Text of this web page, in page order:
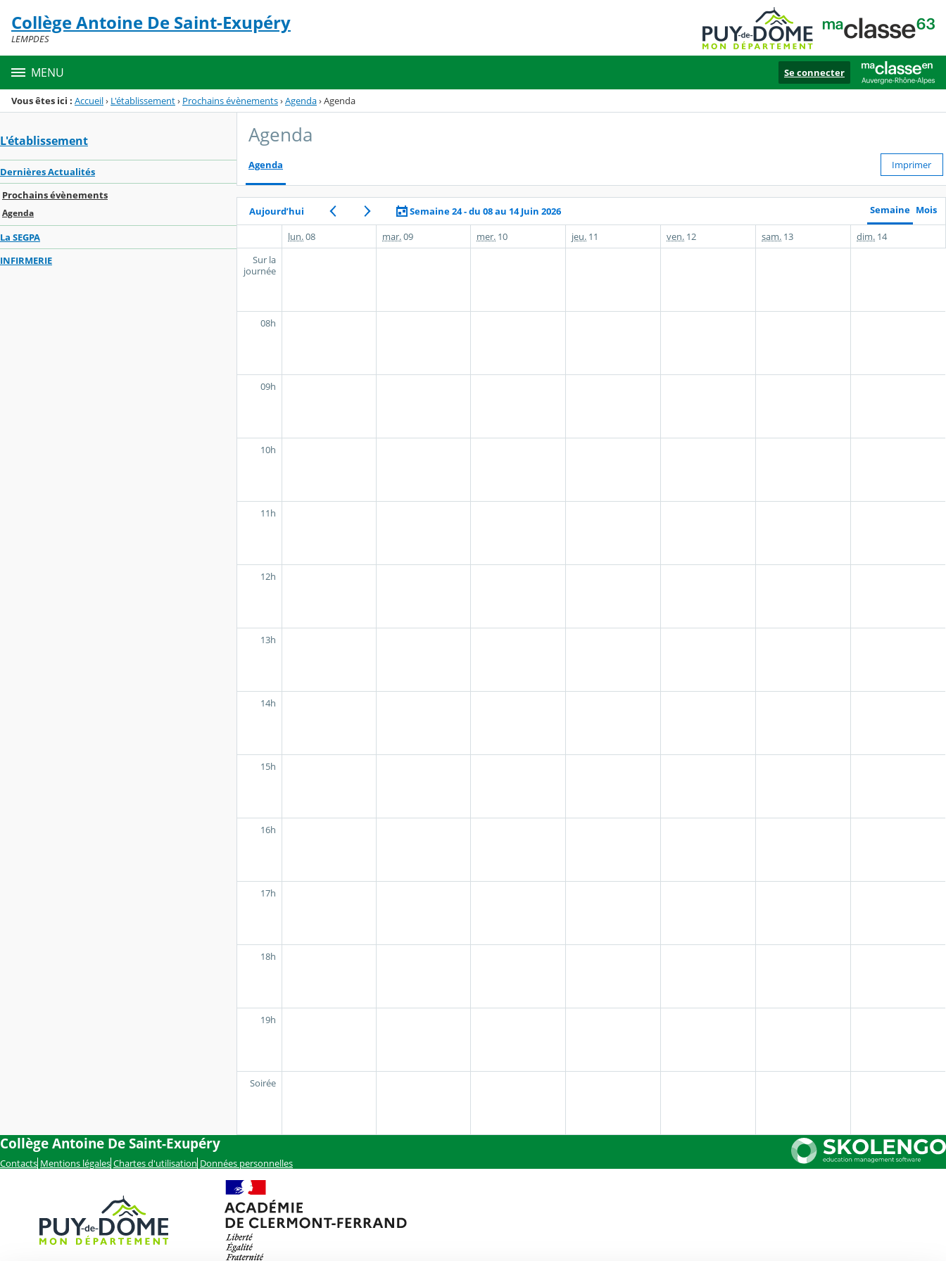
Menu de la rubrique
Contenu
Collège Antoine De Saint-Exupéry
LEMPDES
MENU Se connecter
Vous êtes ici : Accueil› L'établissement› Prochains évènements›Agenda›Agenda
L'établissement
Dernières Actualités
Prochains évènements
Agenda
La SEGPA
INFIRMERIE
Agenda
Agenda Imprimer
Aujourd’hui Semaine 24 - du 08 au 14 Juin 2026 Semaine Mois
lun.08 mar.09 mer. 10 jeu. 11 ven. 12 sam. 13 dim. 14
Sur la
journée
08h
09h
10h
11h
12h
13h
14h
15h
16h
17h
18h
19h
Soirée
Collège Antoine De Saint-Exupéry
Contacts Mentions légales Chartes d'utilisation Données personnelles